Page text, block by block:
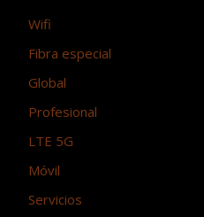
Wifi
Fibra especial
Global
Profesional
LTE 5G
Móvil
Servicios